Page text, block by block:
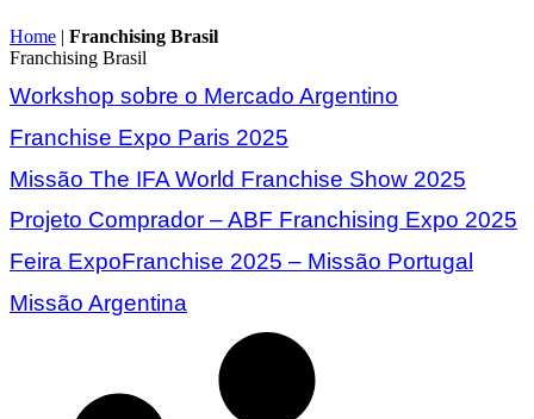
Home | Franchising Brasil
Franchising Brasil
Workshop sobre o Mercado Argentino
Franchise Expo Paris 2025
Missão The IFA World Franchise Show 2025
Projeto Comprador – ABF Franchising Expo 2025
Feira ExpoFranchise 2025 – Missão Portugal
Missão Argentina